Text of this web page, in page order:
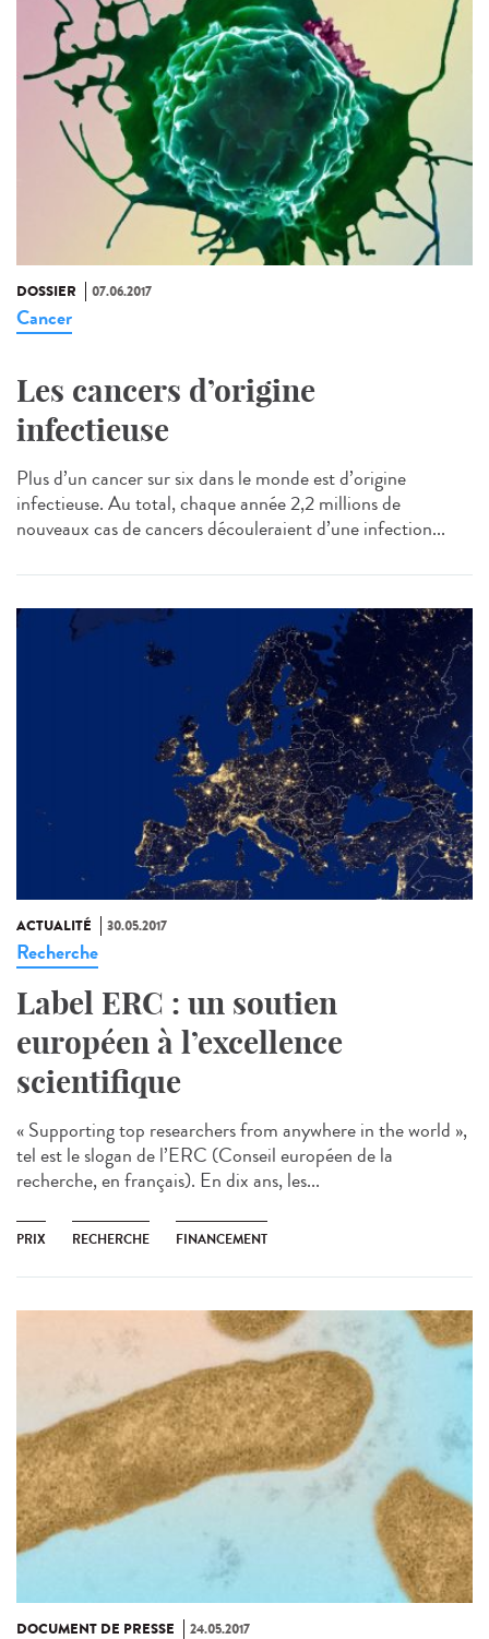
DOSSIER 07.06.2017
Cancer
Les cancers d’origine
infectieuse
Plus d’un cancer sur six dans le monde est d’origine
infectieuse. Au total, chaque année 2,2 millions de
nouveaux cas de cancers découleraient d’une infection...
ACTUALITÉ 30.05.2017
Recherche
Label ERC : un soutien
européen à l’excellence
scientifique
« Supporting top researchers from anywhere in the world »,
tel est le slogan de l’ERC (Conseil européen de la
recherche, en français). En dix ans, les...
PRIX RECHERCHE FINANCEMENT
DOCUMENT DE PRESSE 24.05.2017